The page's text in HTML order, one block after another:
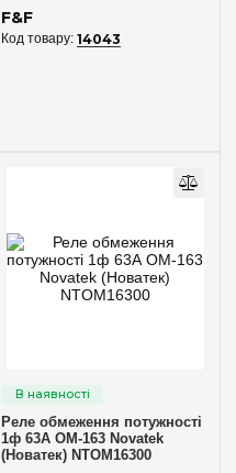
F&F
14043
Реле обмеження потужності
1ф 63А ОМ-163 Novatek
(Новатек) NTOM16300